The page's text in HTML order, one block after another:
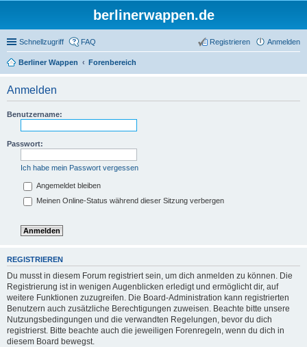
berlinerwappen.de
Schnellzugriff FAQ Anmelden
Registrieren
Berliner Wappen Forenbereich
Anmelden
Benutzername:
Passwort:
Ich habe mein Passwort vergessen
Angemeldet bleiben
Meinen Online-Status während dieser Sitzung verbergen
REGISTRIEREN
Du musst in diesem Forum registriert sein, um dich anmelden zu können. Die
Registrierung ist in wenigen Augenblicken erledigt und ermöglicht dir, auf
weitere Funktionen zuzugreifen. Die Board-Administration kann registrierten
Benutzern auch zusätzliche Berechtigungen zuweisen. Beachte bitte unsere
Nutzungsbedingungen und die verwandten Regelungen, bevor du dich
registrierst. Bitte beachte auch die jeweiligen Forenregeln, wenn du dich in
diesem Board bewegst.